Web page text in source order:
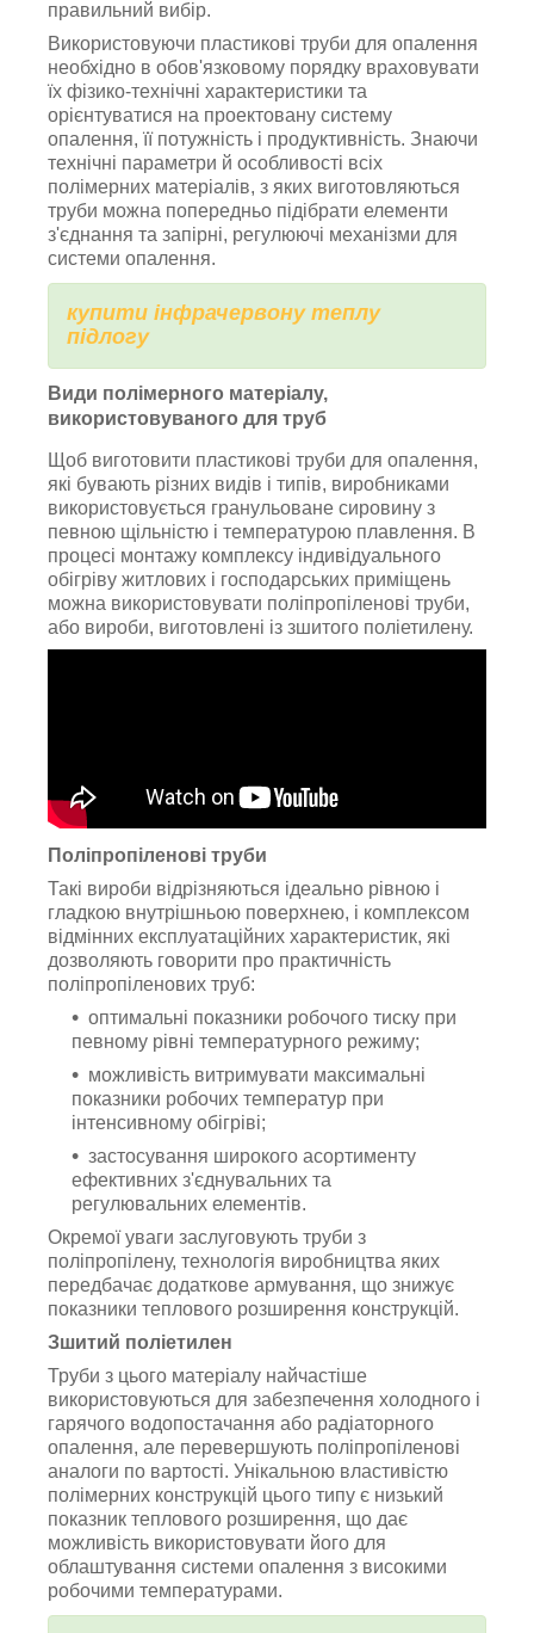
правильний вибір.
Використовуючи пластикові труби для опалення
необхідно в обов'язковому порядку враховувати
їх фізико-технічні характеристики та
орієнтуватися на проектовану систему
опалення, її потужність і продуктивність. Знаючи
технічні параметри й особливості всіх
полімерних матеріалів, з яких виготовляються
труби можна попередньо підібрати елементи
з'єднання та запірні, регулюючі механізми для
системи опалення.
купити інфрачервону теплу
підлогу
Види полімерного матеріалу,
використовуваного для труб
Щоб виготовити пластикові труби для опалення,
які бувають різних видів і типів, виробниками
використовується гранульоване сировину з
певною щільністю і температурою плавлення. В
процесі монтажу комплексу індивідуального
обігріву житлових і господарських приміщень
можна використовувати поліпропіленові труби,
або вироби, виготовлені із зшитого поліетилену.
Поліпропіленові труби
Такі вироби відрізняються ідеально рівною і
гладкою внутрішньою поверхнею, і комплексом
відмінних експлуатаційних характеристик, які
дозволяють говорити про практичність
поліпропіленових труб:
оптимальні показники робочого тиску при
певному рівні температурного режиму;
можливість витримувати максимальні
показники робочих температур при
інтенсивному обігріві;
застосування широкого асортименту
ефективних з'єднувальних та
регулювальних елементів.
Окремої уваги заслуговують труби з
поліпропілену, технологія виробництва яких
передбачає додаткове армування, що знижує
показники теплового розширення конструкцій.
Зшитий поліетилен
Труби з цього матеріалу найчастіше
використовуються для забезпечення холодного і
гарячого водопостачання або радіаторного
опалення, але перевершують поліпропіленові
аналоги по вартості. Унікальною властивістю
полімерних конструкцій цього типу є низький
показник теплового розширення, що дає
можливість використовувати його для
облаштування системи опалення з високими
робочими температурами.